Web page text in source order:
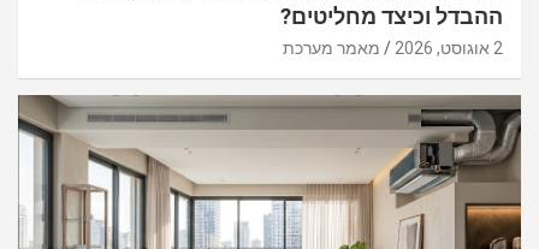
ההבדל וכיצד מחליטים?
2 אוגוסט, 2026 מאמר מערכת